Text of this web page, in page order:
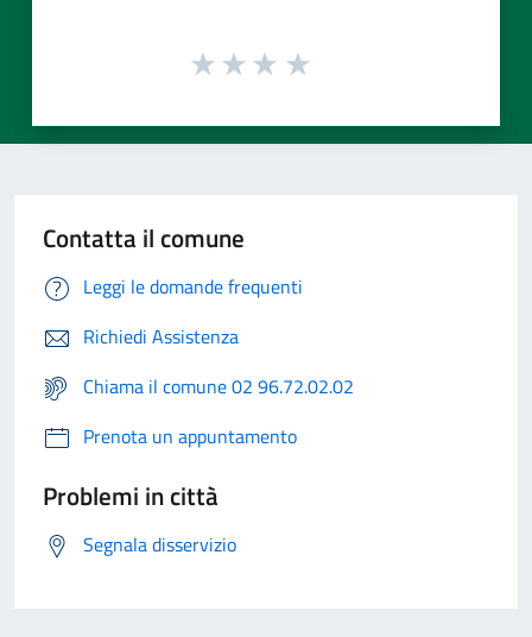
Contatta il comune
Leggi le domande frequenti
Richiedi Assistenza
Chiama il comune 02 96.72.02.02
Prenota un appuntamento
Problemi in città
Segnala disservizio